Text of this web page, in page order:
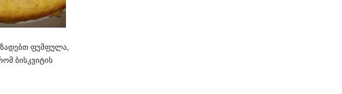
ფუმფულა,
ბისკვიტის